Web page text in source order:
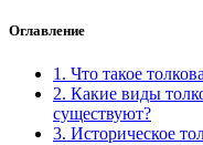
Оглавление
1. Что такое
2. Какие виды
существуют?
3. Историческое